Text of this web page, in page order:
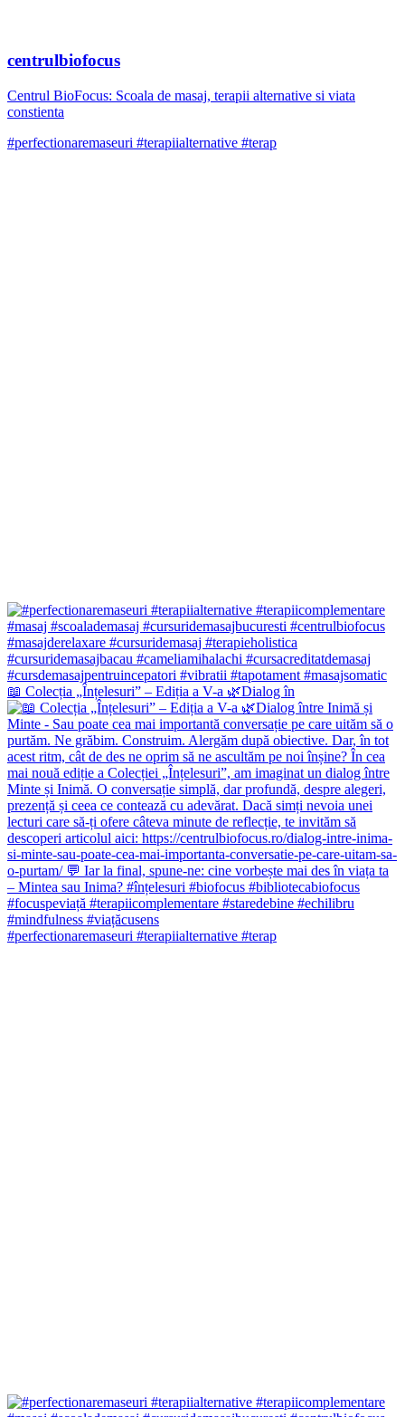
centrulbiofocus
Centrul BioFocus: Scoala de masaj, terapii alternative si viata
constienta
#perfectionaremaseuri #terapiialternative #terap
📖 Colecția „Înțelesuri” – Ediția a V-a 🌿Dialog în
#perfectionaremaseuri #terapiialternative #terap